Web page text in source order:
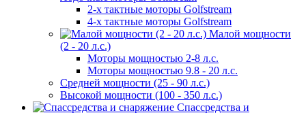
2-х тактные моторы Golfstream
4-х тактные моторы Golfstream
Малой мощности
(2 - 20 л.с.)
Моторы мощностью 2-8 л.с.
Моторы мощностью 9.8 - 20 л.с.
Средней мощности (25 - 90 л.с.)
Высокой мощности (100 - 350 л.с.)
Спассредства и